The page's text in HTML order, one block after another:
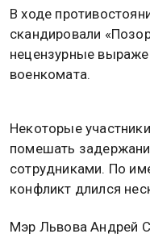
В ходе
скандировали
нецензурные
военкомата.
Некоторые
помешать
сотрудниками. По
конфликт длился
Мэр Львова Андрей